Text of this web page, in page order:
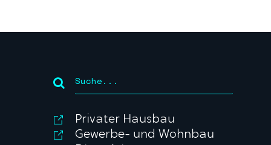
Privater Hausbau
Gewerbe- und Wohnbau